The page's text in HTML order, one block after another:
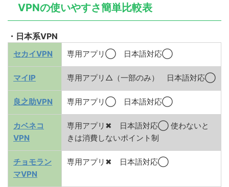
VPNの使いやすさ簡単比較表
・日本系VPN
セカイVPN 専用アプリ◯ 日本語対応◯
マイIP 専用アプリ△（一部のみ） 日本語対応◯
良之助VPN 専用アプリ◯ 日本語対応◯
カベネコ
VPN
専用アプリ✖ 日本語対応◯ 使わないと
きは消費しないポイント制
チョモラン
マVPN
専用アプリ✖ 日本語対応◯